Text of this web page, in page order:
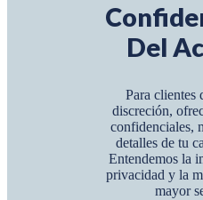
Del
Para clientes
discreción,
confidenciales,
detalles de tu
Entendemos la
privacidad y la
mayor